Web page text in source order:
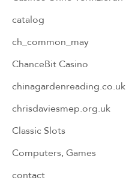
catalog
ch_common_may
ChanceBit Casino
chinagardenreading.co.uk
chrisdaviesmep.org.uk
Classic Slots
Computers, Games
contact